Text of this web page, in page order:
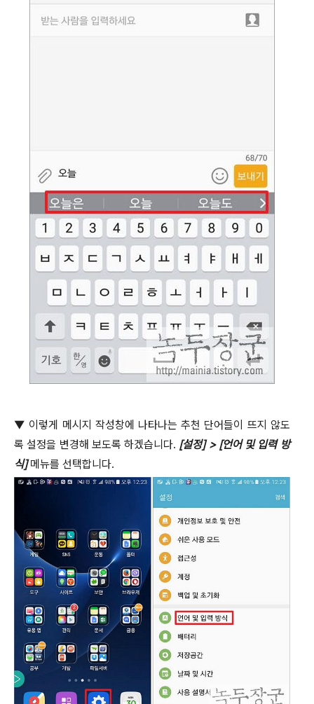
▼ 이렇게 메시지 작성창에 나타나는 추천 단어들이 뜨지 않도
록 설정을 변경해 보도록 하겠습니다. [설정] > [언어 및 입력 방
식] 메뉴를 선택합니다.